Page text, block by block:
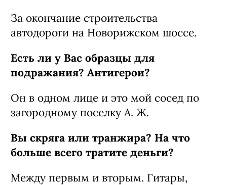
За окончание строительства
автодороги на Новорижском шоссе.
Есть ли у Вас образцы для
подражания? Антигерои?
Он в одном лице и это мой сосед по
загородному поселку А. Ж.
Вы скряга или транжира? На что
больше всего тратите деньги?
Между первым и вторым. Гитары,